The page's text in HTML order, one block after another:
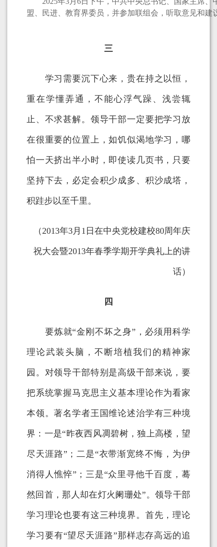
盟、民进、教育界委员，并参加联组会，听取意见和建
三
学习需要沉下心来，贵在持之以恒，
重在学懂弄通，不能心浮气躁、浅尝辄
止、不求甚解。领导干部一定要把学习放
在很重要的位置上，如饥似渴地学习，哪
怕一天挤出半小时，即使读几页书，只要
坚持下去，必定会积少成多、积沙成塔，
积跬步以至千里。
（2013年3月1日在中央党校建校80周年庆
祝大会暨2013年春季学期开学典礼上的讲
话）
四
要炼就“金刚不坏之身”，必须用科学
理论武装头脑，不断培植我们的精神家
园。对领导干部特别是高级干部来说，要
把系统掌握马克思主义基本理论作为看家
本领。著名学者王国维论述治学有三种境
界：一是“昨夜西风凋碧树，独上高楼，望
尽天涯路”；二是“衣带渐宽终不悔，为伊
消得人憔悴”；三是“众里寻他千百度，蓦
然回首，那人却在灯火阑珊处”。领导干部
学习理论也要有这三种境界。首先，理论
学习要有“望尽天涯路”那样志存高远的追